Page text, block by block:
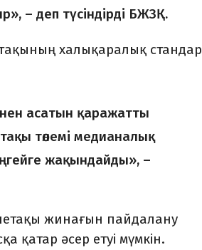
– деп түсіндірді БЖЗҚ.
халықаралық
асатын қара­­жатты
тө­лемі медианалық
жақындайды», –
жинағын пайдалану
қатар әсер етуі мүмкін.